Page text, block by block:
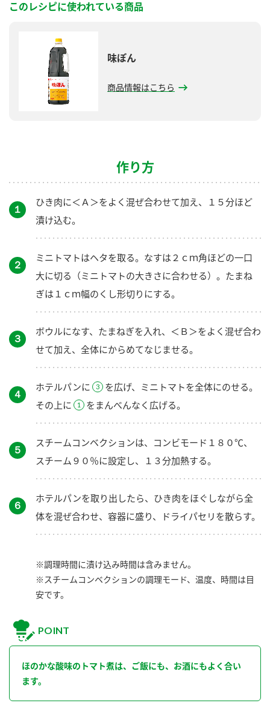
このレシピに使われている商品
味ぽん
商品情報はこちら
作り方
１
ひき肉に＜Ａ＞をよく混ぜ合わせて加え、１５分ほど
漬け込む。
２
ミニトマトはヘタを取る。なすは２ｃｍ角ほどの一口
大に切る（ミニトマトの大きさに合わせる）。たまね
ぎは１ｃｍ幅のくし形切りにする。
３
ボウルになす、たまねぎを入れ、＜Ｂ＞をよく混ぜ合わ
せて加え、全体にからめてなじませる。
４
ホテルパンに
を広げ、ミニトマトを全体にのせる。
その上に
をまんべんなく広げる。
５
スチームコンベクションは、コンビモード１８０℃、
スチーム９０％に設定し、１３分加熱する。
６
ホテルパンを取り出したら、ひき肉をほぐしながら全
体を混ぜ合わせ、容器に盛り、ドライパセリを散らす。
※調理時間に漬け込み時間は含みません。
※スチームコンベクションの調理モード、温度、時間は目
安です。
POINT
ほのかな酸味のトマト煮は、ご飯にも、お酒にもよく合い
ます。